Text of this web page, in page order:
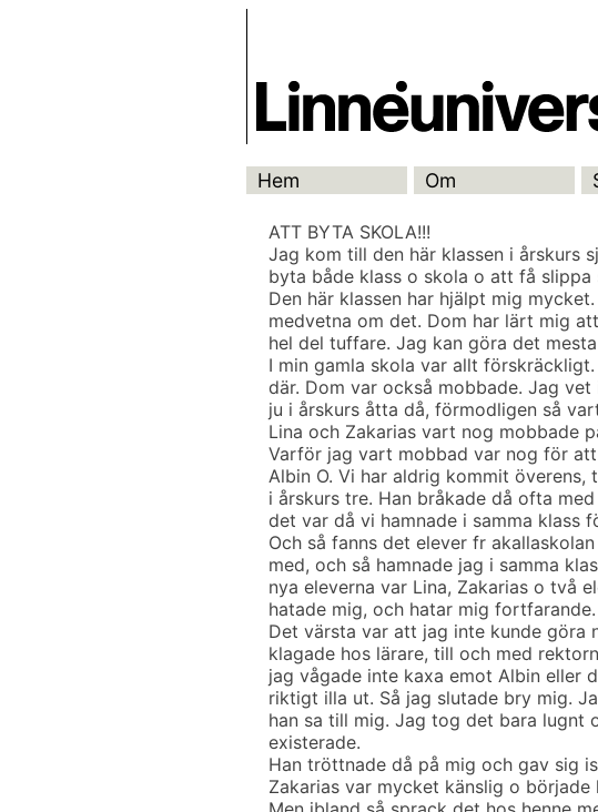
Hem Om
ATT BYTA SKOLA!!!
Jag kom till den här klassen i årskurs
byta både klass o skola o att få slippa
Den här klassen har hjälpt mig
medvetna om det. Dom har lärt mig
hel del tuffare. Jag kan göra det
I min gamla skola var allt
där. Dom var också mobbade. Jag
ju i årskurs åtta då, förmodligen så
Lina och Zakarias vart nog mobbade
Varför jag vart mobbad var nog för
Albin O. Vi har aldrig kommit
i årskurs tre. Han bråkade då ofta
det var då vi hamnade i samma klass
Och så fanns det elever fr
med, och så hamnade jag i samma
nya eleverna var Lina, Zakarias o två
hatade mig, och hatar mig fortfarande.
Det värsta var att jag inte kunde göra
klagade hos lärare, till och med
jag vågade inte kaxa emot Albin eller
riktigt illa ut. Så jag slutade bry mig.
han sa till mig. Jag tog det bara lugnt
existerade.
Han tröttnade då på mig och gav sig
Zakarias var mycket känslig o